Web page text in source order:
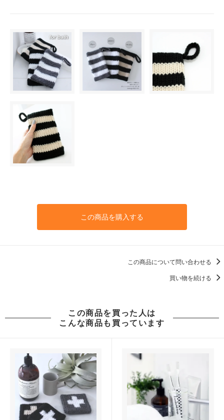
この商品を購入する
この商品について問い合わせる
買い物を続ける
この商品を買った人は
こんな商品も買っています